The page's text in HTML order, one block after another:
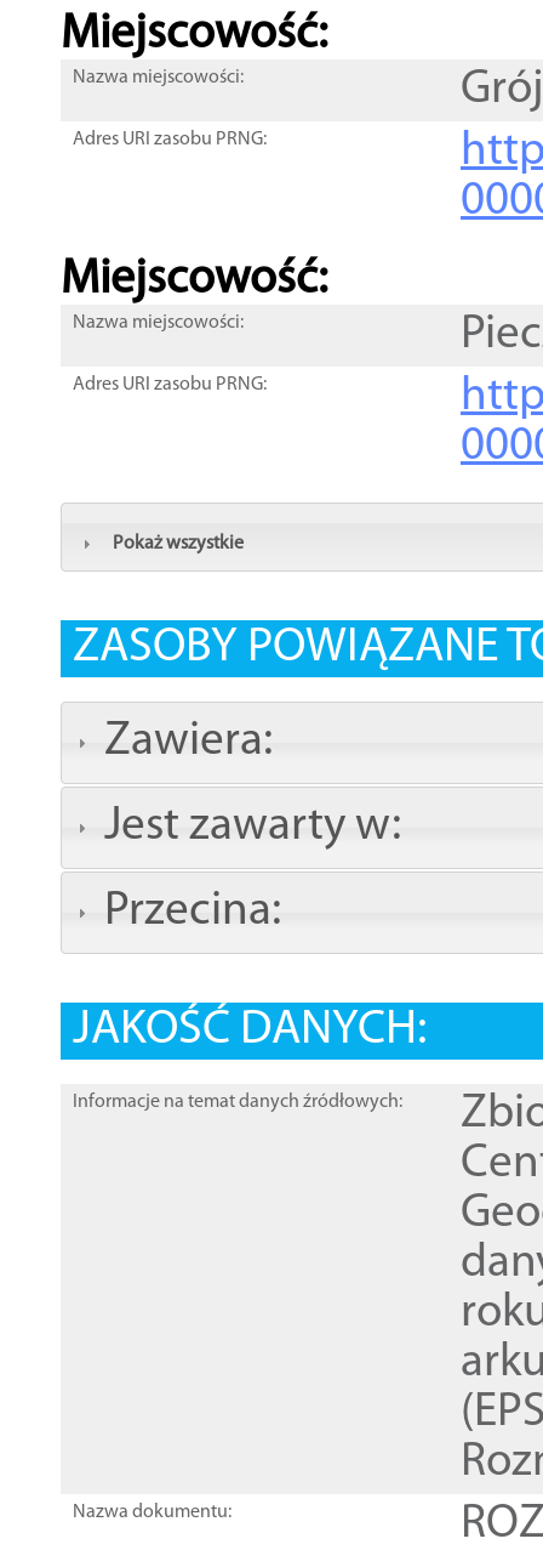
Miejscowość:
Nazwa miejscowości:
Adres URI zasobu PRNG:
Miejscowość:
Nazwa miejscowości:
Adres URI zasobu PRNG:
Pokaż wszystkie
ZASOBY POWIĄZANE
Zawiera:
Jest zawarty w:
Przecina:
JAKOŚĆ DANYCH:
Informacje na temat danych źródłowych:
Nazwa dokumentu: